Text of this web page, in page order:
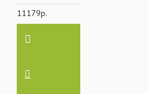
11179р.